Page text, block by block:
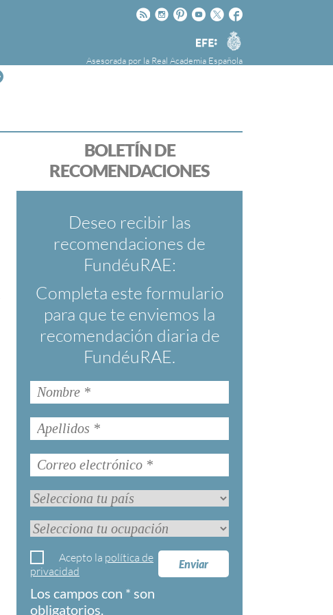
Facebook
Twitter
Youtube
Pinteres
Instagram
Rss
Agencia
EFE
Asesorada por la Real Academia Española
la Agencia Efe y la Real Academia Española,
cuyo objetivo es colaborar con el buen uso del
español en los medios de comunicación y en
Internet.
BOLETÍN DE
RECOMENDACIONES
Deseo recibir las
recomendaciones de
FundéuRAE:
Completa este formulario
para que te enviemos la
recomendación diaria de
FundéuRAE.
Enviar
Acepto la política de
privacidad
Los campos con * son
obligatorios.